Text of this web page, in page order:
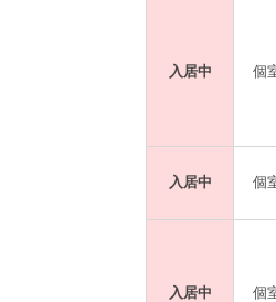
入居中 個
入居中 個
入居中 個